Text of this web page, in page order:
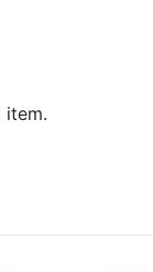
item.